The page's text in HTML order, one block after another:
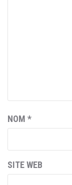
NOM *
SITE WEB